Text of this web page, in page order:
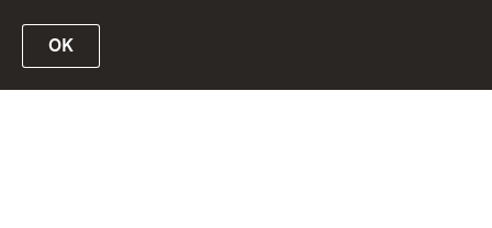
Link zur Website des MLR Baden-Württemberg
OK